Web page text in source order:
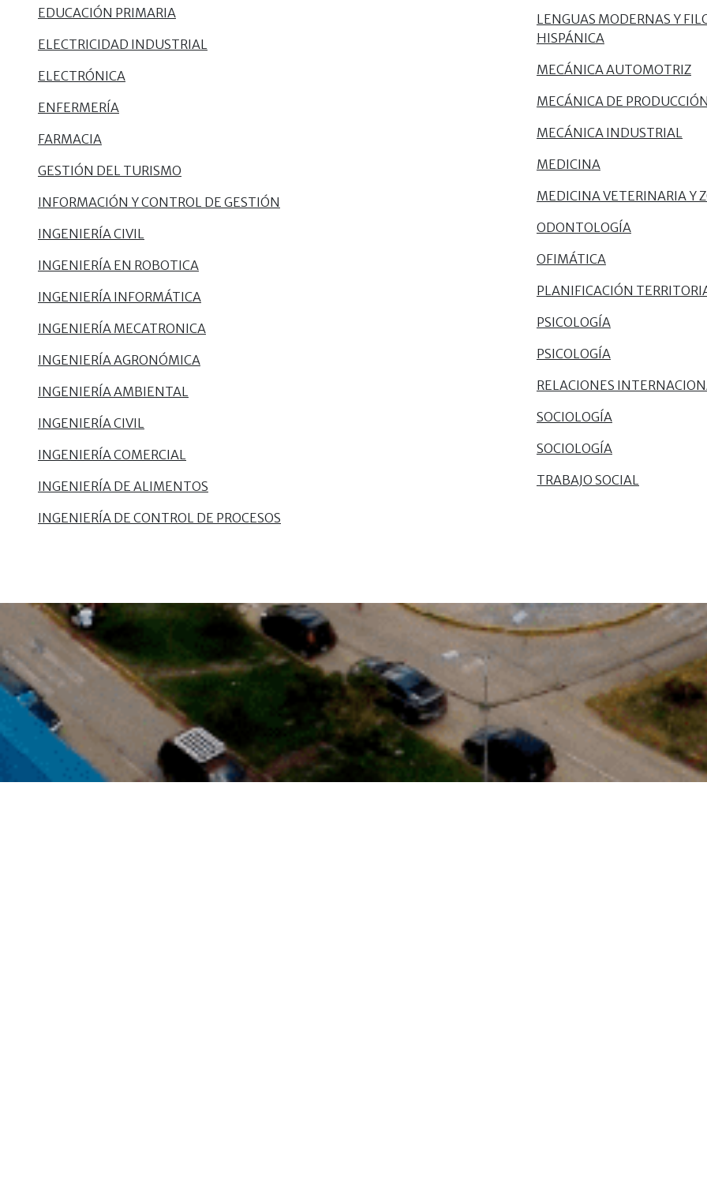
EDUCACIÓN PRIMARIA
ELECTRICIDAD INDUSTRIAL
ELECTRÓNICA
ENFERMERÍA
FARMACIA
GESTIÓN DEL TURISMO
INFORMACIÓN Y CONTROL DE GESTIÓN
INGENIERÍA CIVIL
INGENIERÍA EN ROBOTICA
INGENIERÍA INFORMÁTICA
INGENIERÍA MECATRONICA
INGENIERÍA AGRONÓMICA
INGENIERÍA AMBIENTAL
INGENIERÍA CIVIL
INGENIERÍA COMERCIAL
INGENIERÍA DE ALIMENTOS
INGENIERÍA DE CONTROL DE PROCESOS
LENGUAS MODERNAS Y
HISPÁNICA
MECÁNICA AUTOMOTRIZ
MECÁNICA DE PRODUCCIÓN
MECÁNICA INDUSTRIAL
MEDICINA
MEDICINA VETERINARIA Y
ODONTOLOGÍA
OFIMÁTICA
PLANIFICACIÓN
PSICOLOGÍA
PSICOLOGÍA
RELACIONES
SOCIOLOGÍA
SOCIOLOGÍA
TRABAJO SOCIAL